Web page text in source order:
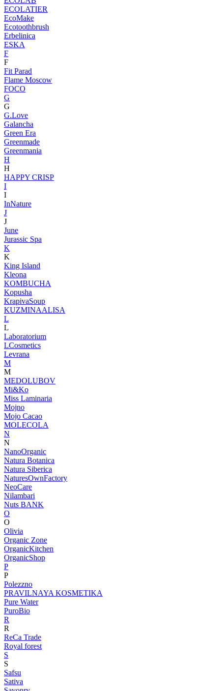
ECOLATIER
EcoMake
Ecotoothbrush
Erbelinica
ESKA
F
F
Fit Parad
Flame Moscow
FOCO
G
G
G.Love
Galancha
Green Era
Greenmade
Greenmania
H
H
HAPPY CRISP
I
I
InNature
J
J
June
Jurassic Spa
K
K
King Island
Kleona
KOMBUCHA
Kopusha
KrapivaSoup
KUZMINAALISA
L
L
Laboratorium
LCosmetics
Levrana
M
M
MEDOLUBOV
Mi&Ko
Miss Laminaria
Mojno
Mojo Cacao
MOLECOLA
N
N
NanoOrganic
Natura Botanica
Natura Siberica
NaturesOwnFactory
NeoCare
Nilambari
Nuts BANK
O
O
Olivia
Organic Zone
OrganicKitchen
OrganicShop
P
P
Polezzno
PRAVILNAYA KOSMETIKA
Pure Water
PuroBio
R
R
ReCa Trade
Royal forest
S
S
Safsu
Sativa